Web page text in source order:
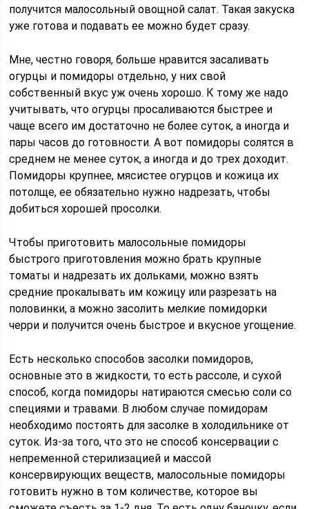
получится малосольный овощной салат. Такая закуска
уже готова и подавать ее можно будет сразу.
Мне, честно говоря, больше нравится засаливать
огурцы и помидоры отдельно, у них свой
собственный вкус уж очень хорошо. К тому же надо
учитывать, что огурцы просаливаются быстрее и
чаще всего им достаточно не более суток, а иногда и
пары часов до готовности. А вот помидоры солятся в
среднем не менее суток, а иногда и до трех доходит.
Помидоры крупнее, мясистее огурцов и кожица их
потолще, ее обязательно нужно надрезать, чтобы
добиться хорошей просолки.
Чтобы приготовить малосольные помидоры
быстрого приготовления можно брать крупные
томаты и надрезать их дольками, можно взять
средние прокалывать им кожицу или разрезать на
половинки, а можно засолить мелкие помидорки
черри и получится очень быстрое и вкусное угощение.
Есть несколько способов засолки помидоров,
основные это в жидкости, то есть рассоле, и сухой
способ, когда помидоры натираются смесью соли со
специями и травами. В любом случае помидорам
необходимо постоять для засолке в холодильнике от
суток. Из-за того, что это не способ консервации с
непременной стерилизацией и массой
консервирующих веществ, малосольные помидоры
готовить нужно в том количестве, которое вы